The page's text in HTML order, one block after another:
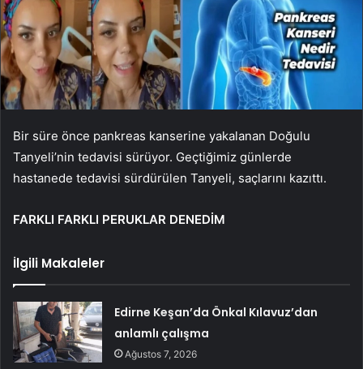
Bir süre önce pankreas kanserine yakalanan Doğulu
Tanyeli’nin tedavisi sürüyor. Geçtiğimiz günlerde
hastanede tedavisi sürdürülen Tanyeli, saçlarını kazıttı.
FARKLI FARKLI PERUKLAR DENEDİM
İlgili Makaleler
Edirne Keşan’da Önkal Kılavuz’dan
anlamlı çalışma
Ağustos 7, 2026